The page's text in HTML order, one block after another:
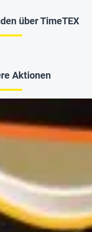
über TimeTEX
Aktionen